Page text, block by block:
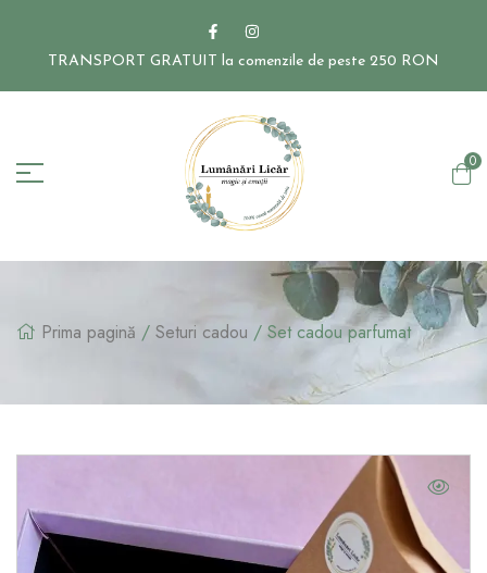
TRANSPORT GRATUIT la comenzile de peste 250 RON
0
Prima pagină / Seturi cadou / Set cadou parfumat